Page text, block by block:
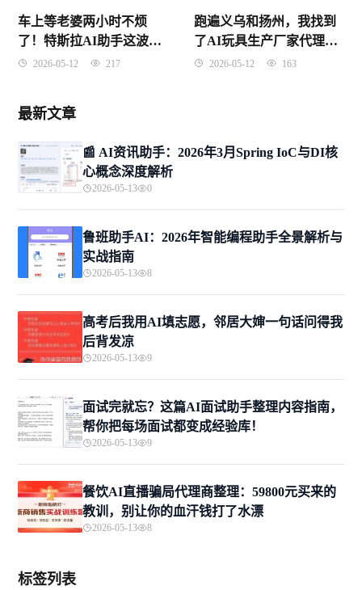
车上等老婆两小时不烦
了！特斯拉AI助手这波操
作，老车主直接破防
2026-05-12 217
跑遍义乌和扬州，我找到
了AI玩具生产厂家代理的
“避坑真经”
2026-05-12 163
最新文章
📰 AI资讯助手：2026年3月Spring IoC与DI核
心概念深度解析
2026-05-13 0
鲁班助手AI：2026年智能编程助手全景解析与
实战指南
2026-05-13 8
高考后我用AI填志愿，邻居大婶一句话问得我
后背发凉
2026-05-13 9
面试完就忘？这篇AI面试助手整理内容指南，
帮你把每场面试都变成经验库！
2026-05-13 9
餐饮AI直播骗局代理商整理：59800元买来的
教训，别让你的血汗钱打了水漂
2026-05-13 8
标签列表